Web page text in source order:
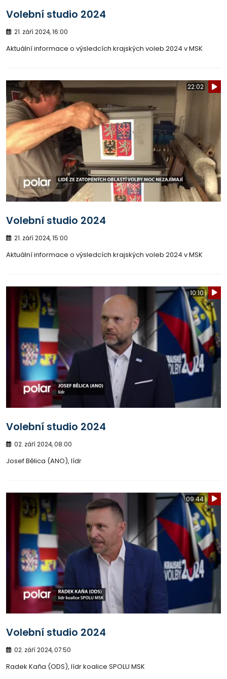
Volební studio 2024
21. září 2024, 16:00
Aktuální informace o výsledcích krajských voleb 2024 v MSK
22:02
Volební studio 2024
21. září 2024, 15:00
Aktuální informace o výsledcích krajských voleb 2024 v MSK
10:10
Volební studio 2024
02. září 2024, 08:00
Josef Bělica (ANO), lídr
09:44
Volební studio 2024
02. září 2024, 07:50
Radek Kaňa (ODS), lídr koalice SPOLU MSK